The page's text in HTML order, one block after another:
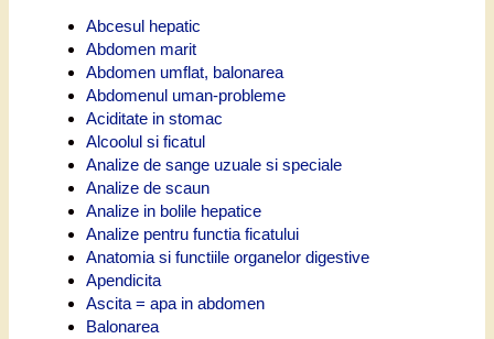
Abcesul hepatic
Abdomen marit
Abdomen umflat, balonarea
Abdomenul uman-probleme
Aciditate in stomac
Alcoolul si ficatul
Analize de sange uzuale si speciale
Analize de scaun
Analize in bolile hepatice
Analize pentru functia ficatului
Anatomia si functiile organelor digestive
Apendicita
Ascita = apa in abdomen
Balonarea